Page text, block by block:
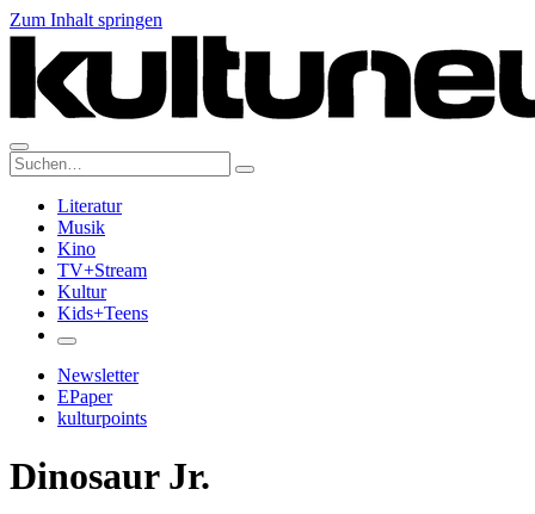
Zum Inhalt springen
Suche:
Literatur
Musik
Kino
TV+Stream
Kultur
Kids+Teens
Newsletter
EPaper
kulturpoints
Dinosaur Jr.